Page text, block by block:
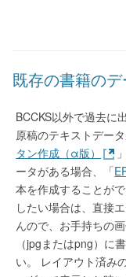
既存の書籍の
BCCKS以外で過去に
原稿のテキストデー
タン作成（α版）
ータがある場合、「
本を作成することが
したい場合は、直接
んので、お手持ちの
（jpgまたはpng）に
い。 レイアウト済み